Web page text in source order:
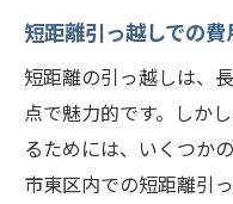
短距離引っ越しでの
短距離の引っ越しは、
点で魅力的です。しか
るためには、いくつか
市東区内での短距離引